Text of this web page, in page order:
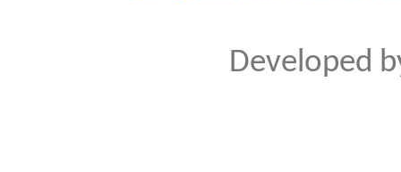
Developed